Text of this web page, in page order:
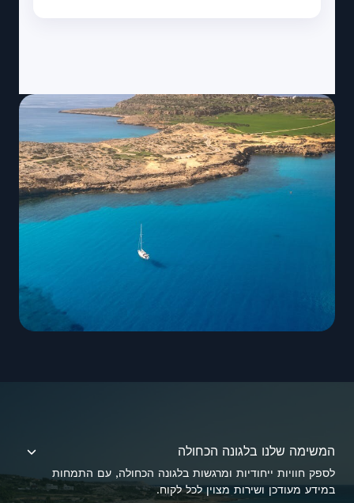
המשימה שלנו בלגונה הכחולה
לספק חוויות ייחודיות ומרגשות בלגונה הכחולה, עם התמחות
במידע מעודכן ושירות מצוין לכל לקוח.